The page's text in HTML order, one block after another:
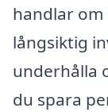
handlar om
långsiktig
underhålla
du spara